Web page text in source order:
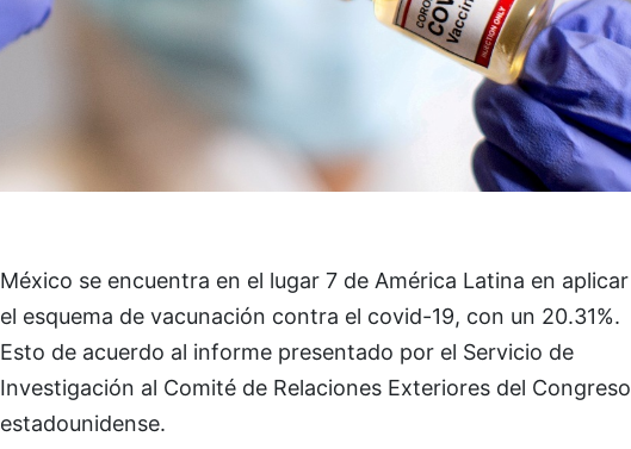
México se encuentra en el lugar 7 de América Latina en aplicar
el esquema de vacunación contra el covid-19, con un 20.31%.
Esto de acuerdo al informe presentado por el Servicio de
Investigación al Comité de Relaciones Exteriores del Congreso
estadounidense.